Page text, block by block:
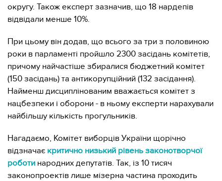
округу. Також експерт зазначив, що 18 нардепів
відвідали менше 10%.
При цьому він додав, що всього за три з половиною
роки в парламенті пройшло 2300 засідань комітетів,
причому найчастіше збиралися бюджетний комітет
(150 засідань) та антикорупційний (132 засідання).
Найменш дисциплінованим вважається комітет з
нацбезпеки і оборони - в ньому експерти нарахували
найбільшу кількість прогульників.
Нагадаємо, Комітет виборців України щорічно
відзначає критично низький рівень законотворчої
роботи народних депутатів. Так, із 10 тисяч
законопроектів лише мізерна частина проходить